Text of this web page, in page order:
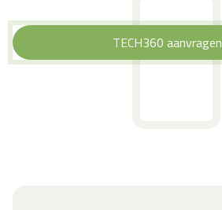
TECH360 aanvragen